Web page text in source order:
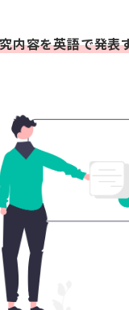
内容を英語で発表